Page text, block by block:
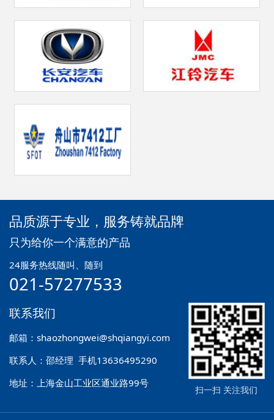
品质源于专业，服务铸就品牌
只为给你一个满意的产品
24服务热线随叫、随到
021-57277533
联系我们
邮箱：shaozhongwei@shqiangyi.com
联系人：邵经理 手机13636495290
地址：上海金山工业区通业路99号
扫一扫 关注我们